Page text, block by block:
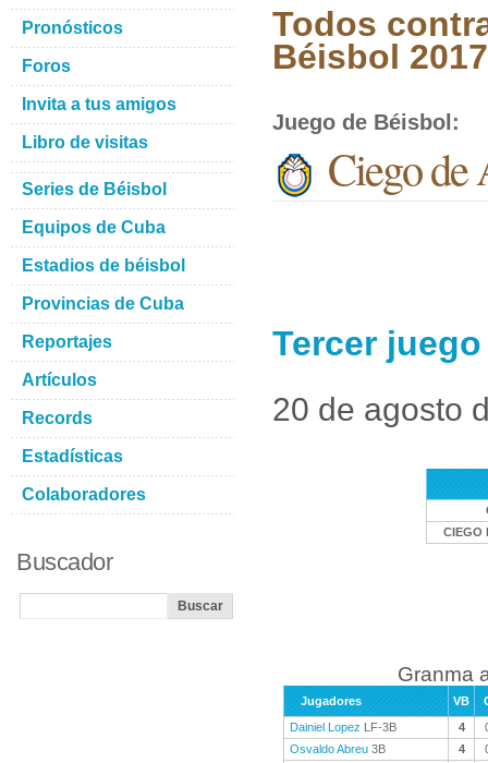
Todos
Béisbol
Juego de Béisbol :
Ciego de
Tercer
20 de agosto
CIEGO
Granma
Jugadores VB
Dainiel Lopez LF-3B 4
Osvaldo Abreu 3B 4
Pronósticos
Foros
Invita a tus amigos
Libro de visitas
Series de Béisbol
Equipos de Cuba
Estadios de béisbol
Provincias de Cuba
Reportajes
Artículos
Records
Estadísticas
Colaboradores
Buscador